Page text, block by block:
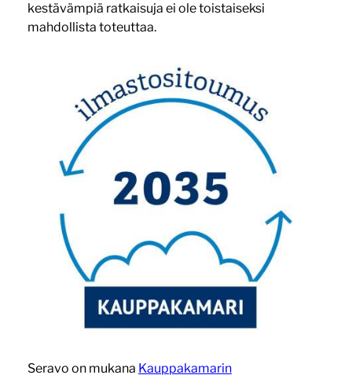
kestävämpiä ratkaisuja ei ole toistaiseksi
mahdollista toteuttaa.
Seravo on mukana Kauppakamarin